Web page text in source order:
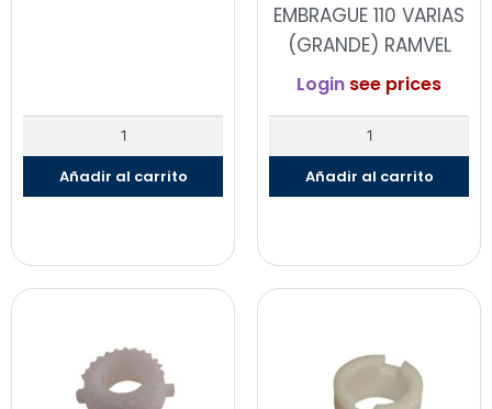
Añadir al carrito
EMBRAGUE 110 VARIAS
(GRANDE) RAMVEL
Login see prices
Añadir al carrito